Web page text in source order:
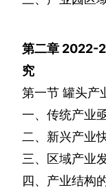
第二章 2022-
究
第一节 罐头产
一、传统产业
二、新兴产业
三、区域产业
四、产业结构